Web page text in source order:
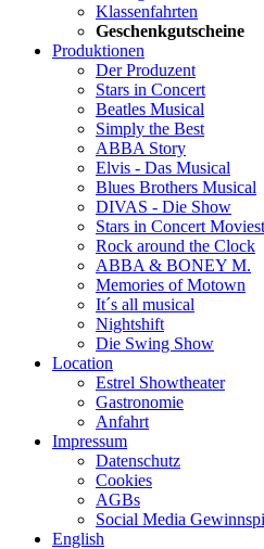
Klassenfahrten
Geschenkgutscheine
Produktionen
Der Produzent
Stars in Concert
Beatles Musical
Simply the Best
ABBA Story
Elvis - Das Musical
Blues Brothers Musical
DIVAS - Die Show
Stars in Concert
Rock around the Clock
ABBA & BONEY M.
Memories of Motown
It´s all musical
Nightshift
Die Swing Show
Location
Estrel Showtheater
Gastronomie
Anfahrt
Impressum
Datenschutz
Cookies
AGBs
Social Media
English